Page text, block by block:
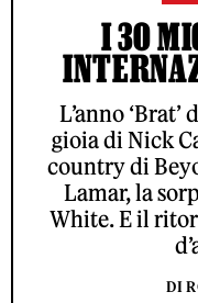
I 30
L’anno
gioia di Nick
country di
Lamar, la
White. E il
DI